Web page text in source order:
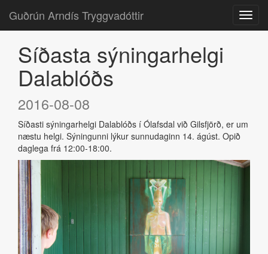
Guðrún Arndís Tryggvadóttir
Síðasta sýningarhelgi
Dalablóðs
2016-08-08
Síðasti sýningarhelgi Dalablóðs í Ólafsdal við Gilsfjörð, er um
næstu helgi. Sýningunni lýkur sunnudaginn 14. ágúst. Opið
daglega frá 12:00-18:00.